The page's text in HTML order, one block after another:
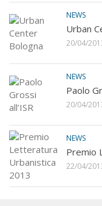
NEWS
Urban
20/04/
NEWS
Paolo
20/04/
NEWS
Premio
22/04/